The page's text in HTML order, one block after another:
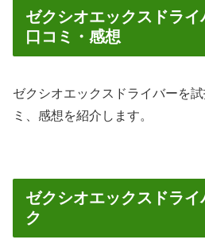
ゼクシオエックスドライ
口コミ・感想
ゼクシオエックスドライバーを
ミ、感想を紹介します。
ゼクシオエックスドラ
ク